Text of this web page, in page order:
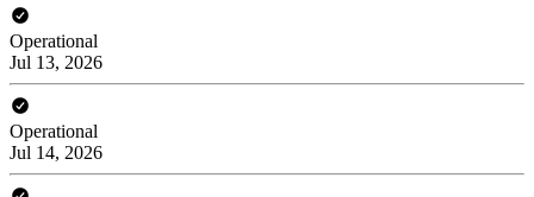
Operational
Jul 13, 2026
Operational
Jul 14, 2026